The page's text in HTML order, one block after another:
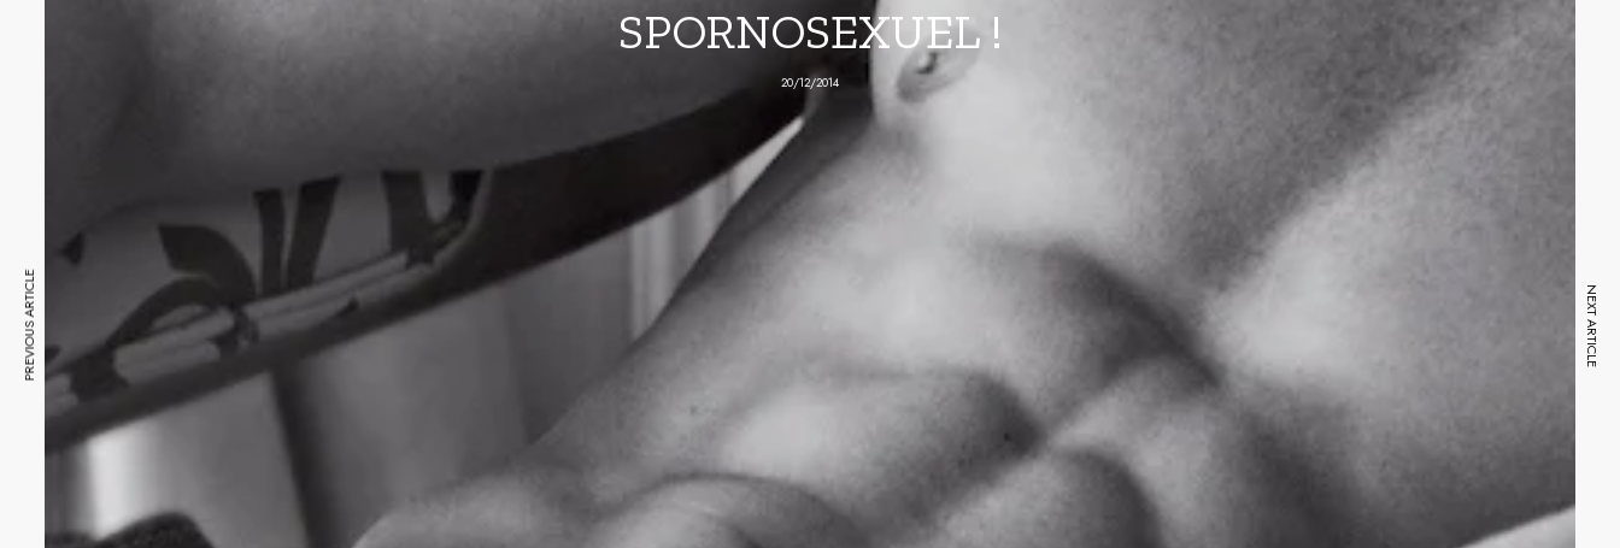
SPORNOSEXUEL !
20/12/2014
PREVIOUS ARTICLE NEXT ARTICLE